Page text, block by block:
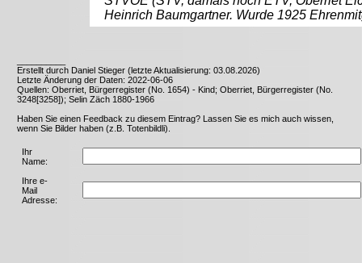
Heinrich Baumgartner. Wurde 1925
Erstellt durch Daniel Stieger (letzte Aktualisierung: 03.08.2026)
Letzte Änderung der Daten: 2022-06-06
Quellen: Oberriet, Bürgerregister (No. 1654) - Kind; Oberriet, Bürgerregister (No.
3248[3258]); Selin Zäch 1880-1966
Haben Sie einen Feedback zu diesem Eintrag? Lassen Sie es mich auch wissen,
wenn Sie Bilder haben (z.B. Totenbildli).
Ihr
Name:
Ihre e-
Mail
Adresse: